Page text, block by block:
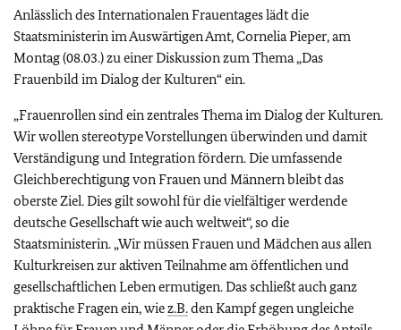
Anlässlich des Internationalen Frauentages lädt die
Staatsministerin im Auswärtigen Amt, Cornelia Pieper, am
Montag (08.03.) zu einer Diskussion zum Thema „Das
Frauenbild im Dialog der Kulturen“ ein.
„Frauenrollen sind ein zentrales Thema im Dialog der Kulturen.
Wir wollen stereotype Vorstellungen überwinden und damit
Verständigung und Integration fördern. Die umfassende
Gleichberechtigung von Frauen und Männern bleibt das
oberste Ziel. Dies gilt sowohl für die vielfältiger werdende
deutsche Gesellschaft wie auch weltweit“, so die
Staatsministerin. „Wir müssen Frauen und Mädchen aus allen
Kulturkreisen zur aktiven Teilnahme am öffentlichen und
gesellschaftlichen Leben ermutigen. Das schließt auch ganz
praktische Fragen ein, wiez.B.den Kampf gegen ungleiche